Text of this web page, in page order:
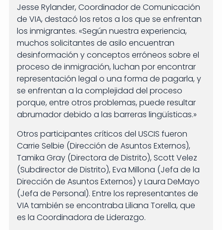
Jesse Rylander, Coordinador de Comunicación
de VIA, destacó los retos a los que se enfrentan
los inmigrantes. «Según nuestra experiencia,
muchos solicitantes de asilo encuentran
desinformación y conceptos erróneos sobre el
proceso de inmigración, luchan por encontrar
representación legal o una forma de pagarla, y
se enfrentan a la complejidad del proceso
porque, entre otros problemas, puede resultar
abrumador debido a las barreras lingüísticas.»
Otros participantes críticos del USCIS fueron
Carrie Selbie (Dirección de Asuntos Externos),
Tamika Gray (Directora de Distrito), Scott Velez
(Subdirector de Distrito), Eva Millona (Jefa de la
Dirección de Asuntos Externos) y Laura DeMayo
(Jefa de Personal). Entre los representantes de
VIA también se encontraba Liliana Torella, que
es la Coordinadora de Liderazgo.